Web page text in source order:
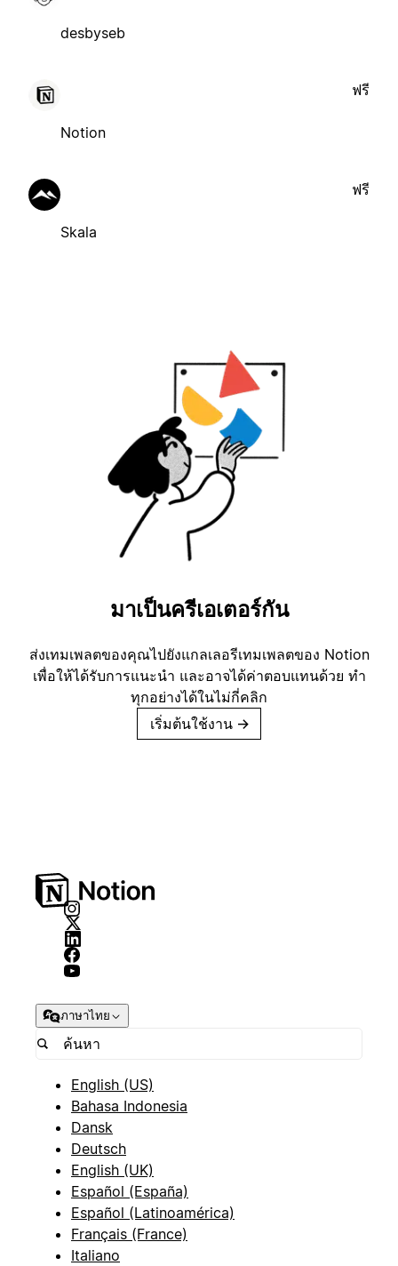
desbyseb
Notion
ฟรี
Skala
ฟรี
มาเป็นครีเอเตอร์กัน
ส่งเทมเพลตของคุณไปยังแกลเลอรีเทมเพลตของ Notion
เพื่อให้ได้รับการแนะนำ และอาจได้ค่าตอบแทนด้วย ทำ
ทุกอย่างได้ในไม่กี่คลิก
เริ่มต้นใช้งาน →
ภาษาไทย
English (US)
Bahasa Indonesia
Dansk
Deutsch
English (UK)
Español (España)
Español (Latinoamérica)
Français (France)
Italiano